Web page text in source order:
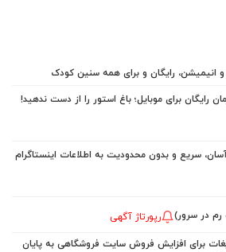
انیمیشن، رایگان و برای همه سنین کودک
رایگان برای موبایل؛ باغ استور را از دست ندهید!
در سرور) رپورتاژ آگهی
برای افزایش فروش سایت فروشگاهی به پایان